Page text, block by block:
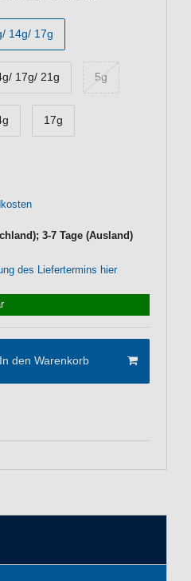
14g/ 17g
17g/ 21g 5g
17g
3-7 Tage (Ausland)
des Liefertermins hier
In den Warenkorb